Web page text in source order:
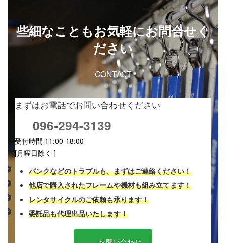
些細なこともお気軽にお問合せく
ださい
CONTACT
まずはお電話でお問い合わせください
096-294-3139
受付時間 11:00-18:00
[月曜日除く ]
パンクなどのトラブルも、まずはご連絡ください！
他店で購入されたフレームや機材も組み立てます！
レンタサイクルのご依頼も承ります！
委託品も代理出品いたします！